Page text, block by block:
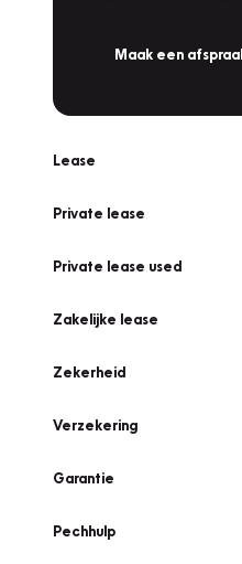
Maak een
Lease
Private lease
Private lease used
Zakelijke lease
Zekerheid
Verzekering
Garantie
Pechhulp